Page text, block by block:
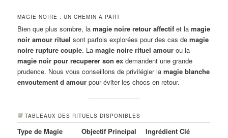
MAGIE NOIRE : UN CHEMIN À PART
Bien que plus sombre, lamagie noire retour affectif et lamagie
noir amour rituel sont parfois explorées pour des cas demagie
noire rupture couple. Lamagie noire rituel amour ou la
magie noir pour recuperer son ex demandent une grande
prudence. Nous vous conseillons de privilégier lamagie blanche
envoutement d amour pour éviter les chocs en retour.
TABLEAUX DES RITUELS DISPONIBLES
Type de Magie Objectif Principal
Ingrédient Clé